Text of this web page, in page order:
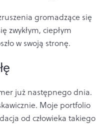
gromadzące się
zwykłym, ciepłym
w swoją stronę.
już następnego dnia.
Moje portfolio
od człowieka takiego